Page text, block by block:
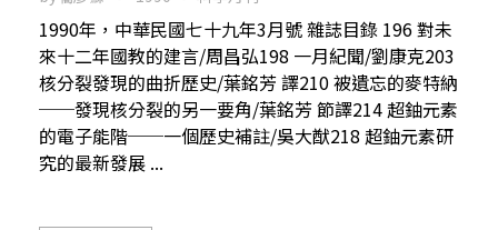
1990年，中華民國七十九年3月號 雜誌目錄 196 對未
來十二年國教的建言/周昌弘198 一月紀聞/劉康克203
核分裂發現的曲折歷史/葉銘芳 譯210 被遺忘的麥特納
──發現核分裂的另一要角/葉銘芳 節譯214 超鈾元素
的電子能階──一個歷史補註/吳大猷218 超鈾元素研
究的最新發展 ...